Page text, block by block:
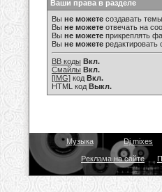
Ваши права в разделе
Вы не можете создавать темы
Вы не можете отвечать на
Вы не можете прикреплять
Вы не можете редактировать
BB коды Вкл.
Смайлы Вкл.
[IMG] код Вкл.
HTML код Выкл.
Музыка Dj mixes
Реклама на сайте